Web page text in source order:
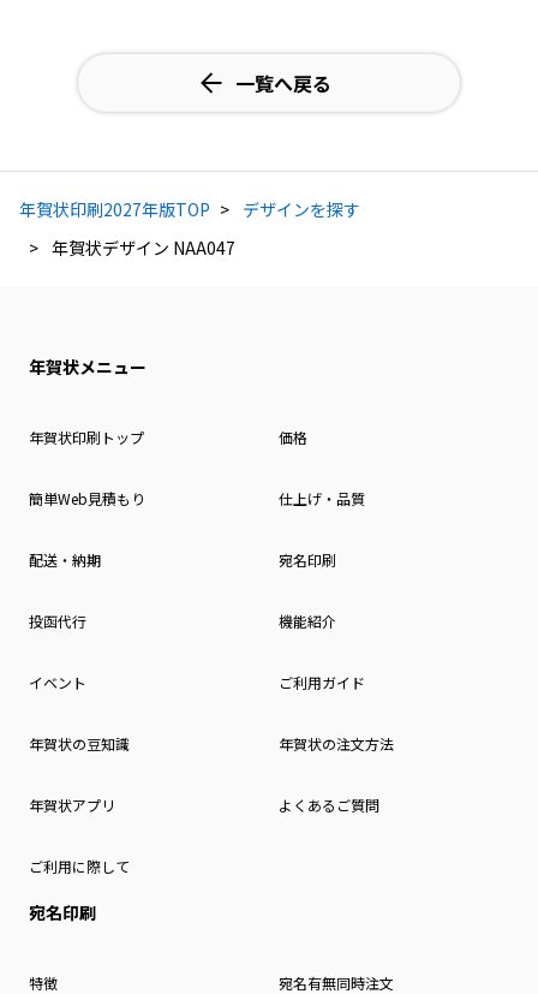
一覧へ戻る
年賀状印刷2027年版TOP
デザインを探す
年賀状デザイン NAA047
年賀状メニュー
年賀状印刷トップ 価格
簡単Web見積もり 仕上げ・品質
配送・納期 宛名印刷
投函代行 機能紹介
イベント ご利用ガイド
年賀状の豆知識 年賀状の注文方法
年賀状アプリ よくあるご質問
ご利用に際して
宛名印刷
特徴 宛名有無同時注文